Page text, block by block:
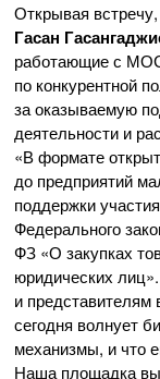
Открывая встречу,
Гасан
работающие с
по конкурентной
за оказываемую
деятельности и
«В формате
до предприятий
поддержки
Федерального
ФЗ «О закупках
юридических лиц»
и представителям
сегодня волнует
механизмы, и что
Наша площадка